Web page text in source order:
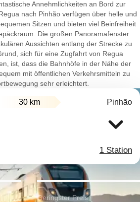
Annehmlichkeiten an Bord zur
nach Pinhão verfügen über helle und
Sitzen und bieten viel Beinfreiheit
Die großen Panoramafenster
Aussichten entlang der Strecke zu
sich für eine Zugfahrt von Regua
ist, dass die Bahnhöfe in der Nähe der
mit öffentlichen Verkehrsmitteln zu
sehr erleichtert.
30 km Pinhão
1 Station
Geringster Preis: